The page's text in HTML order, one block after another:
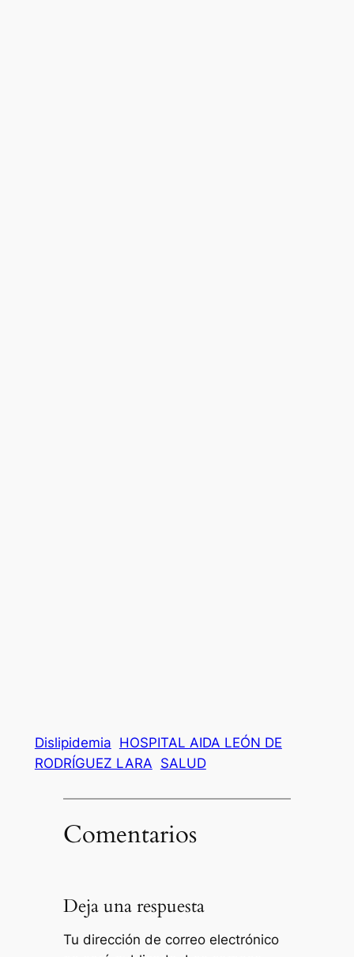
Dislipidemia HOSPITAL AIDA LEÓN DE
RODRÍGUEZ LARA SALUD
Comentarios
Deja una respuesta
Tu dirección de correo electrónico